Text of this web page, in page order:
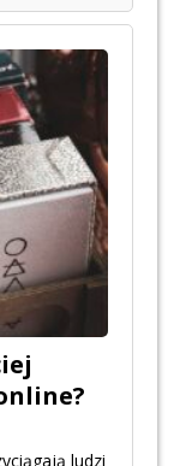
ludzi